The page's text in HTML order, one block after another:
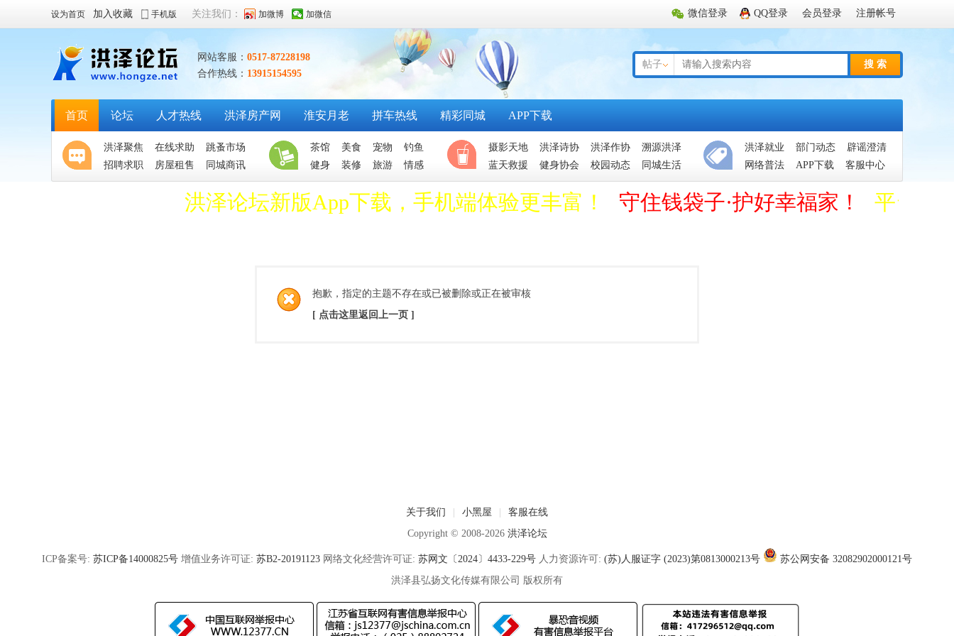
微信登录 QQ登录 会员登录 注册帐号
设为首页 加入收藏 手机版 关注我们： 加微博 加微信
网站客服： 0517-87228198
合作热线： 13915154595
帖子 搜 索
首页 论坛 人才热线 洪泽房产网 淮安月老 拼车热线 精彩同城 APP下载
洪泽聚焦 在线求助
跳蚤市场
招聘求职
房屋租售 同城商讯
茶馆 美食 宠物
钓鱼
健身
装修 旅游 情感
摄影天地 洪泽诗协 洪泽作协
溯源洪泽
蓝天救援
健身协会 校园动态 同城生活
洪泽就业 部门动态
辟谣澄清
网络普法
APP下载 客服中心
洪泽论坛新版App下载，手机端体验更丰富！ 守住钱袋子·护好幸福家！ 平台管
抱歉，指定的主题不存在或已被删除或正在被审核
[ 点击这里返回上一页 ]
关于我们 小黑屋
客服在线
Copyright © 2008-2026 洪泽论坛
ICP备案号: 苏ICP备14000825号 增值业务许可证: 苏B2-20191123 网络文化经营许可证: 苏网文〔2024〕4433-229号 人力资源许可: (苏)人服证字 (2023)第0813000213号
苏公网安备 32082902000121号
洪泽县弘扬文化传媒有限公司 版权所有